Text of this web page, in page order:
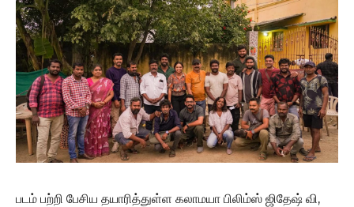
படம் பற்றி பேசிய தயாரித்துள்ள கலாமயா பிலிம்ஸ் ஜிதேஷ் வி,